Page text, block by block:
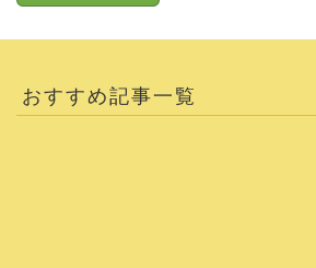
おすすめ記事一覧